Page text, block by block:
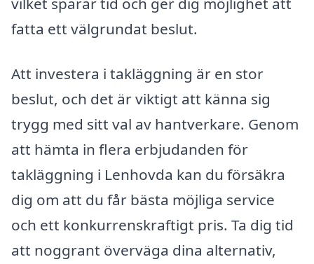
fatta ett välgrundat beslut.
Att investera i takläggning är en stor
beslut, och det är viktigt att känna sig
trygg med sitt val av hantverkare. Genom
att hämta in flera erbjudanden för
takläggning i Lenhovda kan du försäkra
dig om att du får bästa möjliga service
och ett konkurrenskraftigt pris. Ta dig tid
att noggrant överväga dina alternativ,